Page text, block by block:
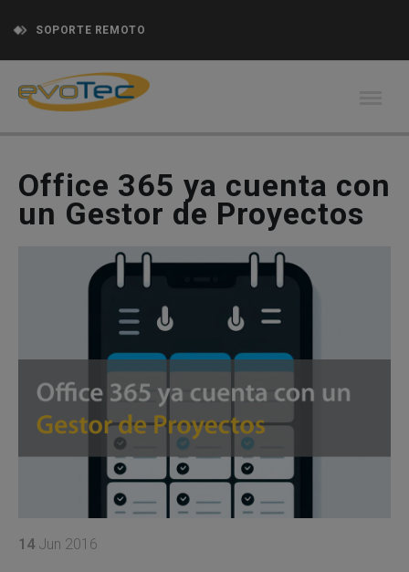
SOPORTE REMOTO
Office 365 ya cuenta con
un Gestor de Proyectos
14 Jun 2016